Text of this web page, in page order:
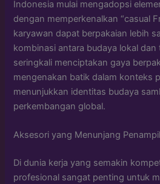
Indonesia mulai mengadopsi
dengan memperkenalkan “casual
karyawan dapat berpakaian lebih
kombinasi antara budaya lokal
seringkali menciptakan gaya
mengenakan batik dalam konteks
menunjukkan identitas budaya
perkembangan global.
Aksesori yang Menunjang
Di dunia kerja yang semakin
profesional sangat penting untuk